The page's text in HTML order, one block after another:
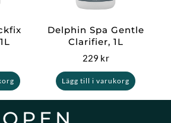
Delphin Spa Gentle
Clarifier, 1L
229 kr
Lägg till i varukorg